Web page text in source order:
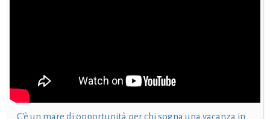
C'è un mare di opportunità per chi sogna una vacanza in